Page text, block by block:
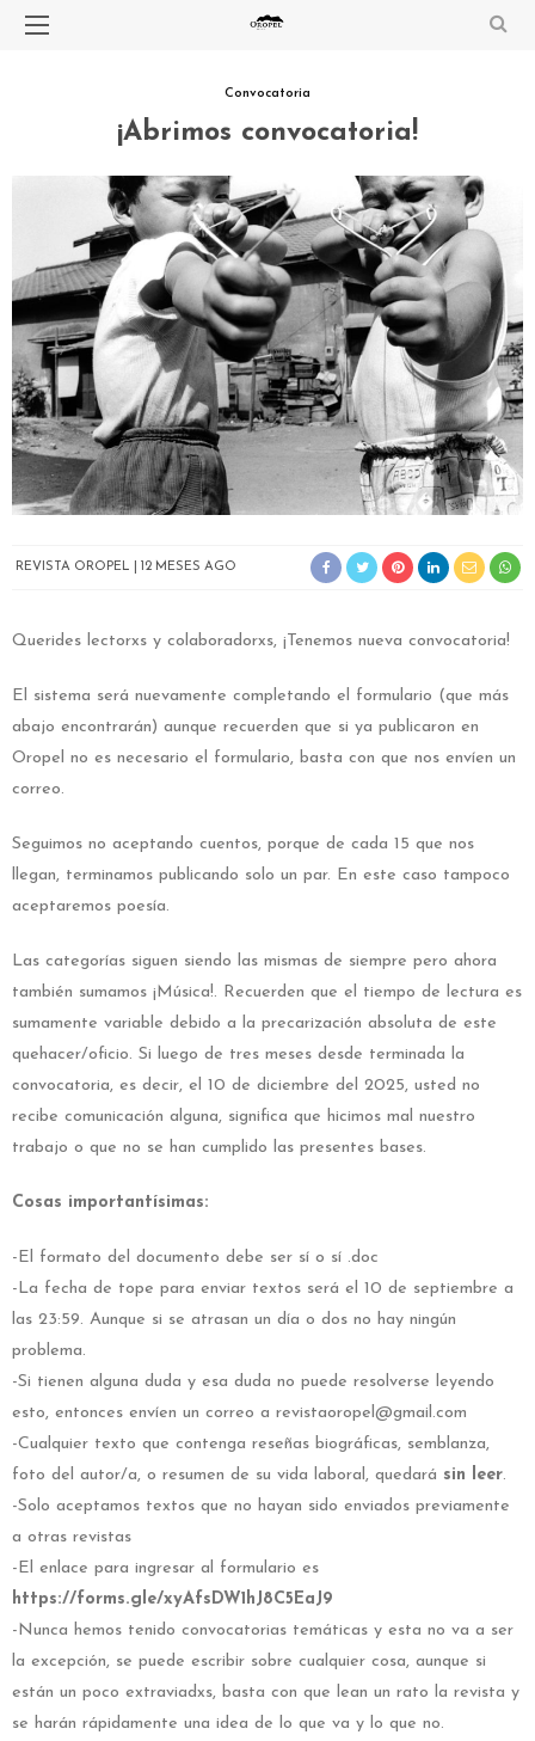
Convocatoria
¡Abrimos convocatoria!
REVISTA OROPEL 12 MESES AGO
Querides lectorxs y colaboradorxs, ¡Tenemos nueva convocatoria!
El sistema será nuevamente completando el formulario (que más
abajo encontrarán) aunque recuerden que si ya publicaron en
Oropel no es necesario el formulario, basta con que nos envíen un
correo.
Seguimos no aceptando cuentos, porque de cada 15 que nos
llegan, terminamos publicando solo un par. En este caso tampoco
aceptaremos poesía.
Las categorías siguen siendo las mismas de siempre pero ahora
también sumamos ¡Música!. Recuerden que el tiempo de lectura es
sumamente variable debido a la precarización absoluta de este
quehacer/oficio. Si luego de tres meses desde terminada la
convocatoria, es decir, el 10 de diciembre del 2025, usted no
recibe comunicación alguna, significa que hicimos mal nuestro
trabajo o que no se han cumplido las presentes bases.
Cosas importantísimas:
-El formato del documento debe ser sí o sí .doc
-La fecha de tope para enviar textos será el 10 de septiembre a
las 23:59. Aunque si se atrasan un día o dos no hay ningún
problema.
-Si tienen alguna duda y esa duda no puede resolverse leyendo
esto, entonces envíen un correo a revistaoropel@gmail.com
-Cualquier texto que contenga reseñas biográficas, semblanza,
foto del autor/a, o resumen de su vida laboral, quedará sin leer.
-Solo aceptamos textos que no hayan sido enviados previamente
a otras revistas
-El enlace para ingresar al formulario es
https://forms.gle/xyAfsDW1hJ8C5EaJ9
-Nunca hemos tenido convocatorias temáticas y esta no va a ser
la excepción, se puede escribir sobre cualquier cosa, aunque si
están un poco extraviadxs, basta con que lean un rato la revista y
se harán rápidamente una idea de lo que va y lo que no.